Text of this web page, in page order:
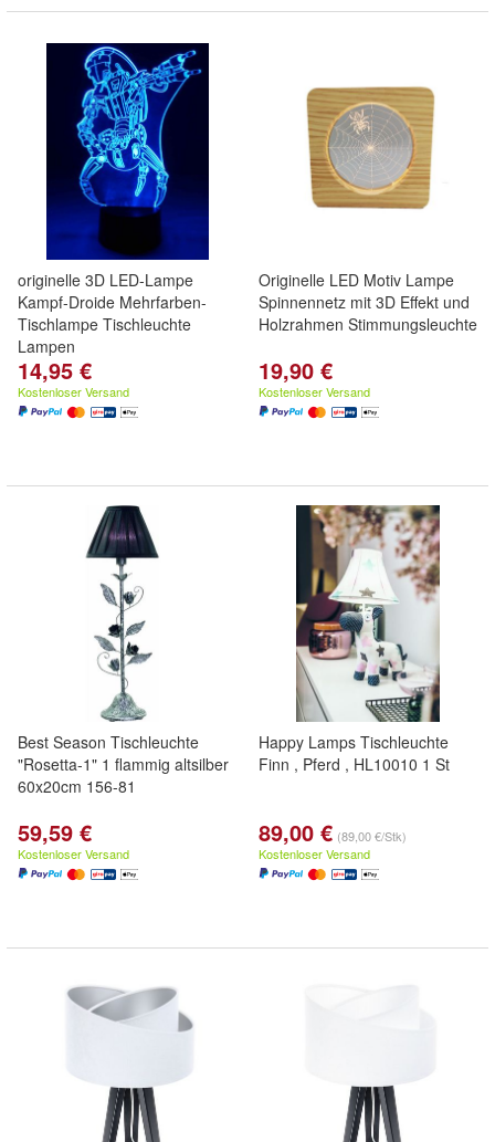
originelle 3D LED-Lampe
Kampf-Droide Mehrfarben-
Tischlampe Tischleuchte
Lampen
14,95 €
Kostenloser Versand
Originelle LED Motiv Lampe
Spinnennetz mit 3D Effekt und
Holzrahmen Stimmungsleuchte
19,90 €
Kostenloser Versand
Best Season Tischleuchte
"Rosetta-1" 1 flammig altsilber
60x20cm 156-81
59,59 €
Kostenloser Versand
Happy Lamps Tischleuchte
Finn , Pferd , HL10010 1 St
89,00 € (89,00 €/Stk)
Kostenloser Versand